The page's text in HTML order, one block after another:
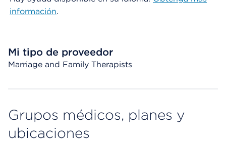
información.
Mi tipo de proveedor
Marriage and Family Therapists
Grupos médicos, planes y
ubicaciones